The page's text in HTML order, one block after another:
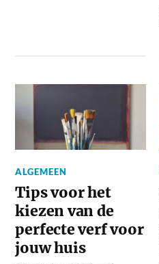
ALGEMEEN
Tips voor het
kiezen van de
perfecte verf voor
jouw huis